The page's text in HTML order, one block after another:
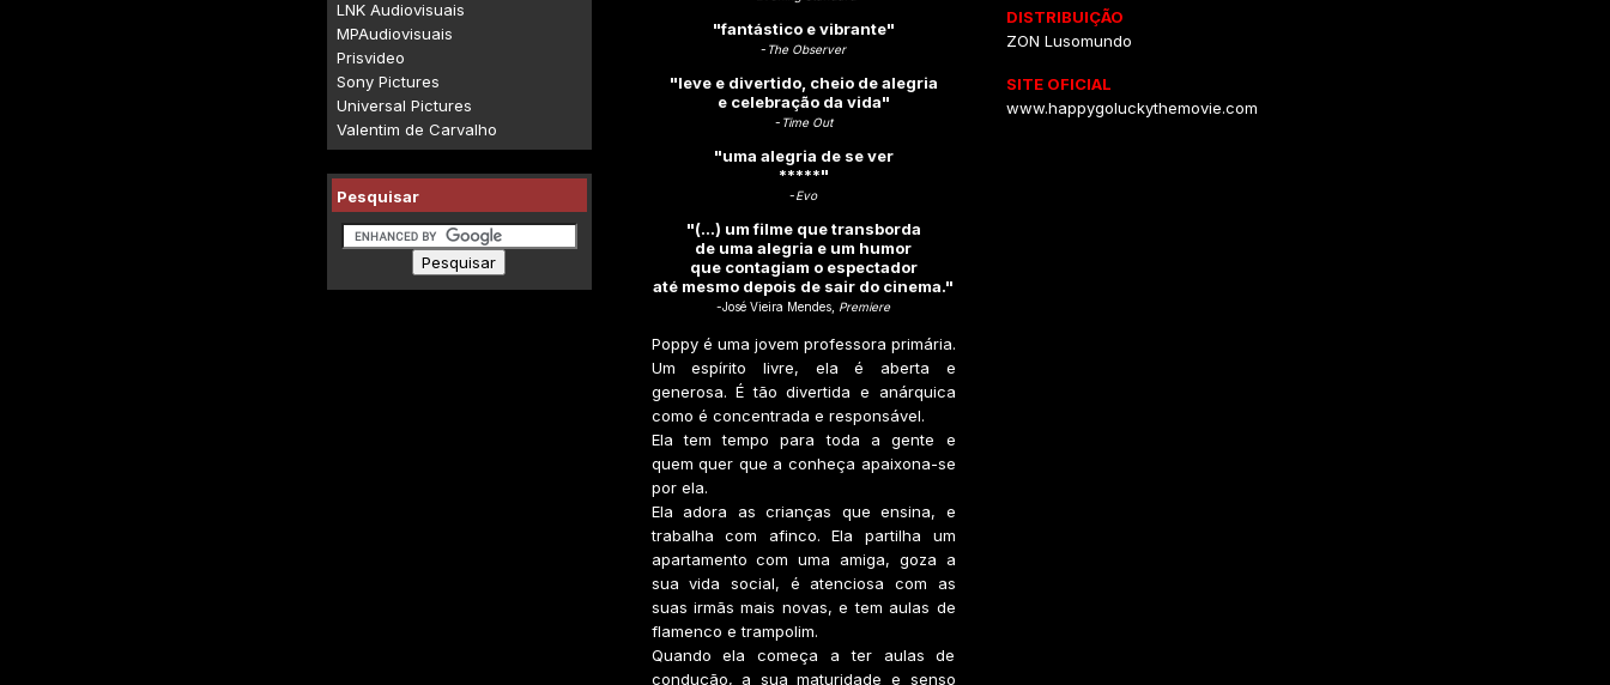
LNK Audiovisuais
MPAudiovisuais
Prisvideo
Sony Pictures
Universal Pictures
Valentim de Carvalho
Pesquisar
"fantástico e vibrante"
- The Observer
"leve e divertido, cheio de alegria
e celebração da vida"
- Time Out
"uma alegria de se ver
*****"
-Evo
"(...) um filme que transborda
de uma alegria e um humor
que contagiam o espectador
até mesmo depois de sair do cinema."
-José Vieira Mendes, Premiere
Poppy é uma jovem professora primária.
Um espírito livre, ela é aberta e
generosa. É tão divertida e anárquica
como é concentrada e responsável.
Ela tem tempo para toda a gente e
quem quer que a conheça apaixona-se
por ela.
Ela adora as crianças que ensina, e
trabalha com afinco. Ela partilha um
apartamento com uma amiga, goza a
sua vida social, é atenciosa com as
suas irmãs mais novas, e tem aulas de
flamenco e trampolim.
Quando ela começa a ter aulas de
condução, a sua maturidade e senso
DISTRIBUIÇÃO
ZON Lusomundo
SITE OFICIAL
www.happygoluckythemovie.com